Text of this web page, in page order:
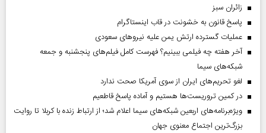
‌زائران سبز
پاسخ قانون به خشونت در قاب اینستاگرام
عملیات گسترده ارتش یمن علیه نیروهای سعودی
آخر هفته چه فیلمی ببینیم؟ فهرست کامل فیلم‌های پنجشنبه و جمعه
شبکه‌های سیما
لغو تحریم‌های ایران از سوی آمریکا صحت ندارد
در کمین تروریست‌ها هستیم و آماده پاسخ قاطعیم
ویژه‌برنامه‌های اربعین شبکه‌های سیما اعلام شد؛ از ارتباط زنده با کربلا تا روایت
بزرگ‌ترین اجتماع معنوی جهان